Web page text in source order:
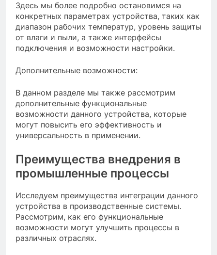
Здесь мы более подробно остановимся на
конкретных параметрах устройства, таких как
диапазон рабочих температур, уровень защиты
от влаги и пыли, а также интерфейсы
подключения и возможности настройки.
Дополнительные возможности:
В данном разделе мы также рассмотрим
дополнительные функциональные
возможности данного устройства, которые
могут повысить его эффективность и
универсальность в применении.
Преимущества внедрения в
промышленные процессы
Исследуем преимущества интеграции данного
устройства в производственные системы.
Рассмотрим, как его функциональные
возможности могут улучшить процессы в
различных отраслях.